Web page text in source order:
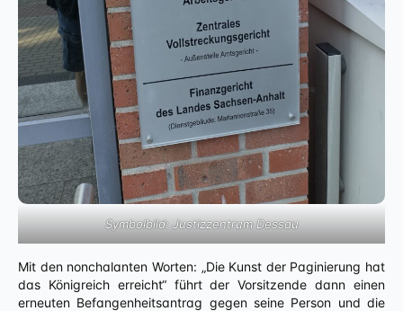
Symbolbild: Justizzentrum Dessau
Mit den nonchalanten Worten: „Die Kunst der Paginierung hat
das Königreich erreicht“ führt der Vorsitzende dann einen
erneuten Befangenheitsantrag gegen seine Person und die